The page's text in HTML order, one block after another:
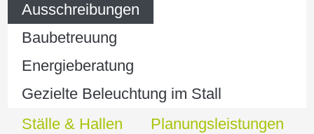
Ausschreibungen
Baubetreuung
Energieberatung
Gezielte Beleuchtung im Stall
Ställe & Hallen
Planungsleistungen